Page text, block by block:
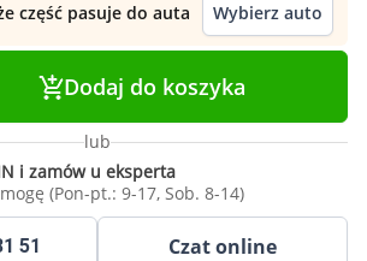
część pasuje do auta
Wybierz auto
Dodaj do koszyka
lub
i zamów u eksperta
(Pon-pt.: 9-17, Sob. 8-14)
51 Czat online